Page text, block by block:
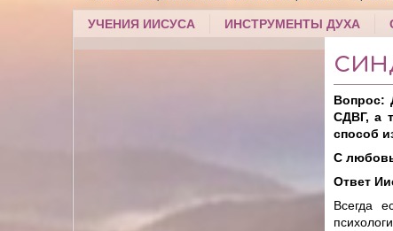
УЧЕНИЯ ИИСУСА ИНСТРУМЕНТЫ ДУХА
Вопрос:
СДВГ, а
способ
С
Ответ
Всегда